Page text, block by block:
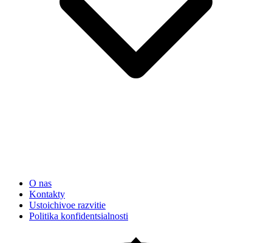
O nas
Kontakty
Ustoichivoe razvitie
Politika konfidentsialnosti